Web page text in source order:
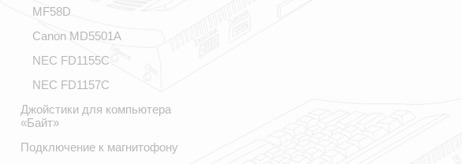
MF58D
Canon MD5501A
NEC FD1155C
NEC FD1157C
Джойстики для компьютера
«Байт»
Подключение к магнитофону